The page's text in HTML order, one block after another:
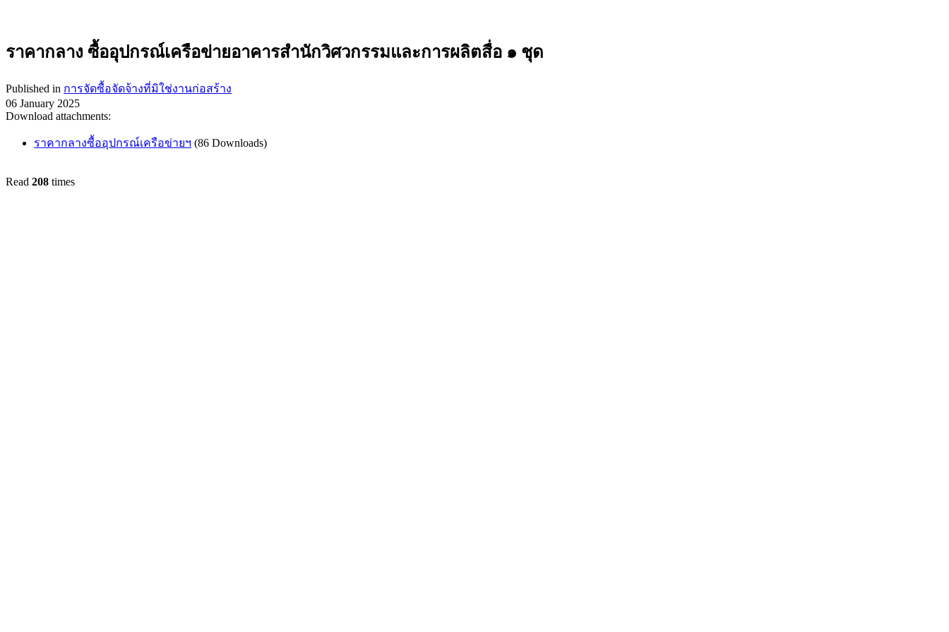
ราคากลาง ซื้ออุปกรณ์เครือข่ายอาคารสำนักวิศวกรรมและการผลิตสื่อ ๑ ชุด
Published in การจัดซื้อจัดจ้างที่มิใช่งานก่อสร้าง
06 January 2025
Download attachments:
ราคากลางซื้ออุปกรณ์เครือข่ายฯ (86 Downloads)
Read 208 times